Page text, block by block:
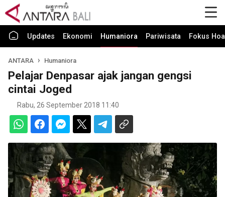
Updates Ekonomi Humaniora Pariwisata Fokus
ANTARA Humaniora
Pelajar Denpasar ajak jangan gengsi
cintai Joged
Rabu, 26 September 2018 11:40